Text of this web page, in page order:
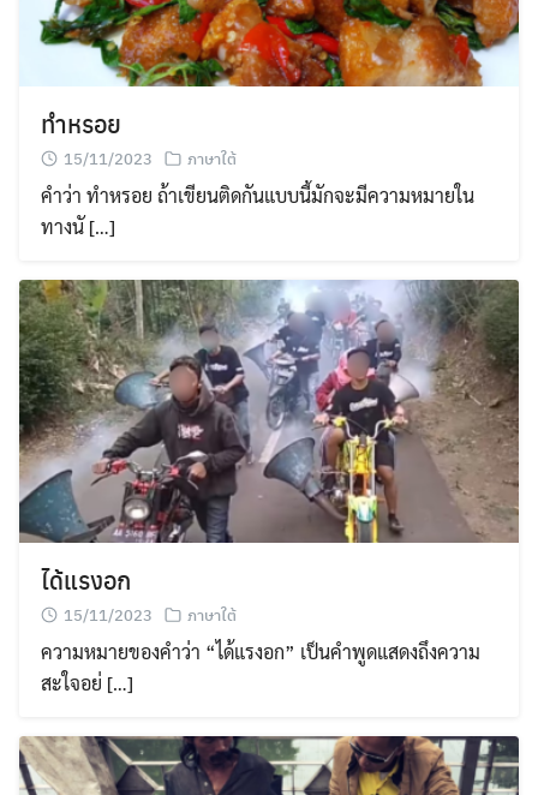
Search
for:
ทำหรอย
15/11/2023 ภาษาใต้
คำว่า ทำหรอย ถ้าเขียนติดกันแบบนี้มักจะมีความหมายใน
ทางนั […]
ได้แรงอก
15/11/2023 ภาษาใต้
ความหมายของคำว่า “ได้แรงอก” เป็นคำพูดแสดงถึงความ
สะใจอย่ […]